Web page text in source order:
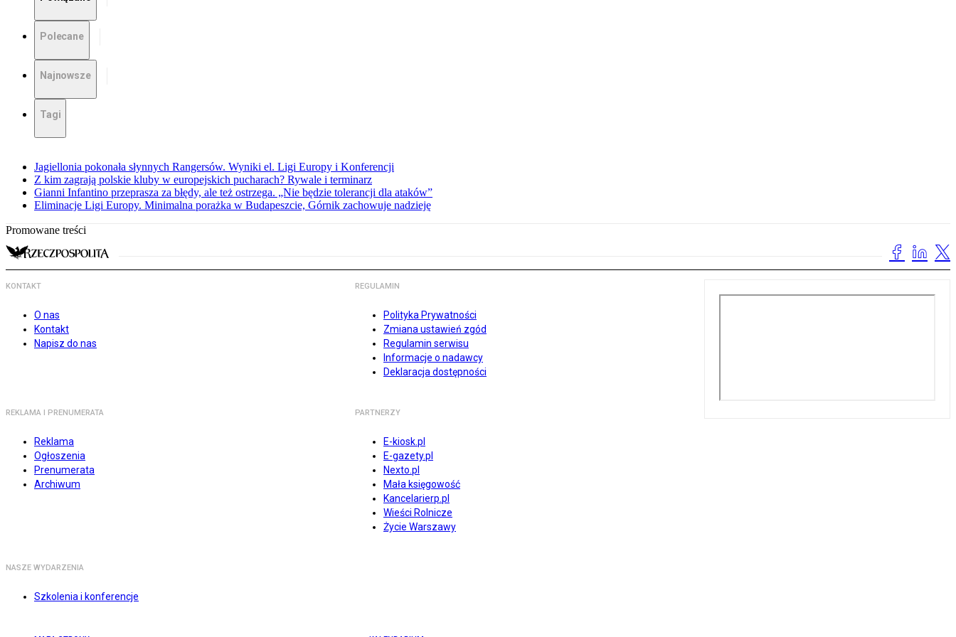
Polecane
Najnowsze
Tagi
Jagiellonia pokonała słynnych Rangersów. Wyniki el. Ligi Europy i Konferencji
Z kim zagrają polskie kluby w europejskich pucharach? Rywale i terminarz
Gianni Infantino przeprasza za błędy, ale też ostrzega. „Nie będzie tolerancji dla ataków”
Eliminacje Ligi Europy. Minimalna porażka w Budapeszcie, Górnik zachowuje nadzieję
Promowane treści
KONTAKT
O nas
Kontakt
Napisz do nas
REGULAMIN
Polityka Prywatności
Zmiana ustawień zgód
Regulamin serwisu
Informacje o nadawcy
Deklaracja dostępności
REKLAMA I PRENUMERATA
Reklama
Ogłoszenia
Prenumerata
Archiwum
PARTNERZY
E-kiosk.pl
E-gazety.pl
Nexto.pl
Mała księgowość
Kancelarierp.pl
Wieści Rolnicze
Życie Warszawy
NASZE WYDARZENIA
Szkolenia i konferencje